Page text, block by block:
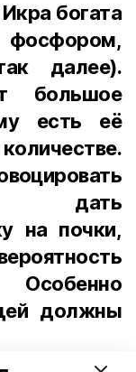
богата
далее).
большое
есть её
дать
на почки,
Особенно
должны